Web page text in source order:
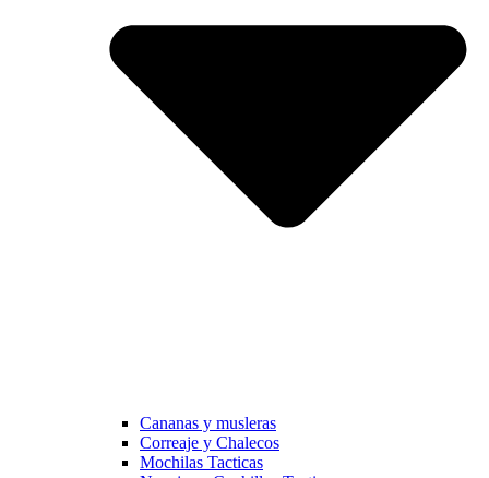
Cananas y musleras
Correaje y Chalecos
Mochilas Tacticas